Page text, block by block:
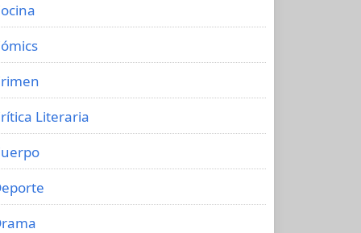
Literaria